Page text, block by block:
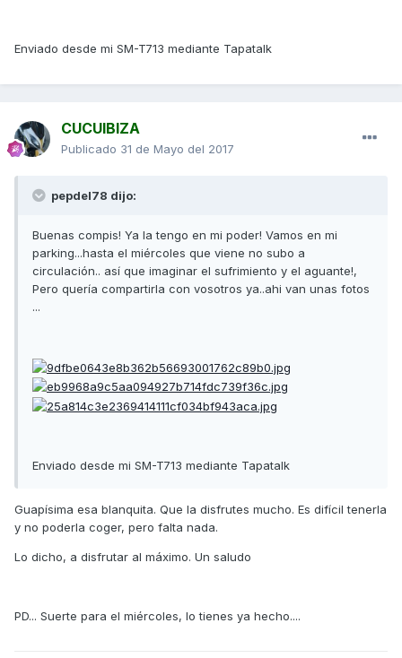
Enviado desde mi SM-T713 mediante Tapatalk
CUCUIBIZA
Publicado 31 de Mayo del 2017
pepdel78 dijo:
Buenas compis! Ya la tengo en mi poder! Vamos en mi
parking...hasta el miércoles que viene no subo a
circulación.. así que imaginar el sufrimiento y el aguante!,
Pero quería compartirla con vosotros ya..ahi van unas fotos
...
Enviado desde mi SM-T713 mediante Tapatalk
Guapísima esa blanquita. Que la disfrutes mucho. Es difícil tenerla
y no poderla coger, pero falta nada.
Lo dicho, a disfrutar al máximo. Un saludo
PD... Suerte para el miércoles, lo tienes ya hecho....